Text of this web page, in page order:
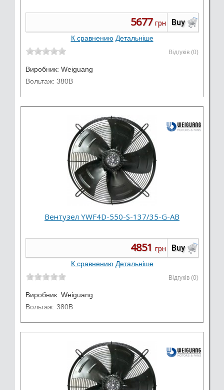
Buy
5677 грн
К сравнению Детальніше
Відгуків (0)
Виробник: Weiguang
Вольтаж: 380В
Вентузел YWF4D-550-S-137/35-G-AB
Buy
4851 грн
К сравнению Детальніше
Відгуків (0)
Виробник: Weiguang
Вольтаж: 380В